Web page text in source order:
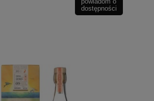
dostępności